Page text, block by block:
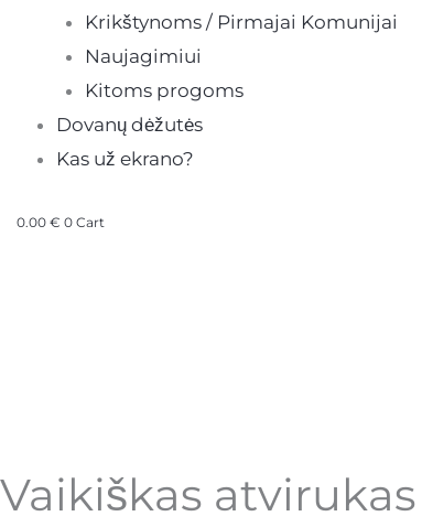
Krikštynoms / Pirmajai Komunijai
Naujagimiui
Kitoms progoms
Dovanų dėžutės
Kas už ekrano?
0.00 € 0 Cart
Vaikiškas